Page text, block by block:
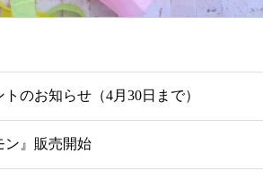
のお知らせ（4月30日まで）
ン』販売開始